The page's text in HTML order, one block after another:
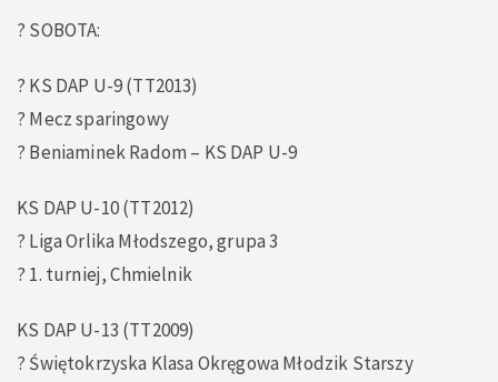
? SOBOTA:
? KS DAP U-9 (TT2013)
? Mecz sparingowy
? Beniaminek Radom – KS DAP U-9
KS DAP U-10 (TT2012)
? Liga Orlika Młodszego, grupa 3
? 1. turniej, Chmielnik
KS DAP U-13 (TT2009)
? Świętokrzyska Klasa Okręgowa Młodzik Starszy